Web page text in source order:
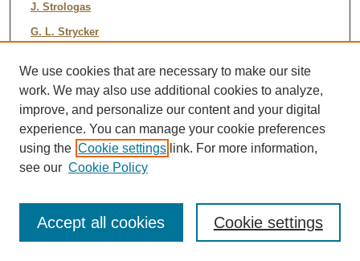
J. Strologas
G. L. Strycker
I. Suslov
K. Takemasa
Y. Takeuchi
M. Tecchio
P. K. Teng
We use cookies that are necessary to make our site
work. We may also use additional cookies to analyze,
improve, and personalize our content and your digital
experience. You can manage your cookie preferences
using the Cookie settings link. For more information,
see our Cookie Policy
Cookie settings
Accept all cookies